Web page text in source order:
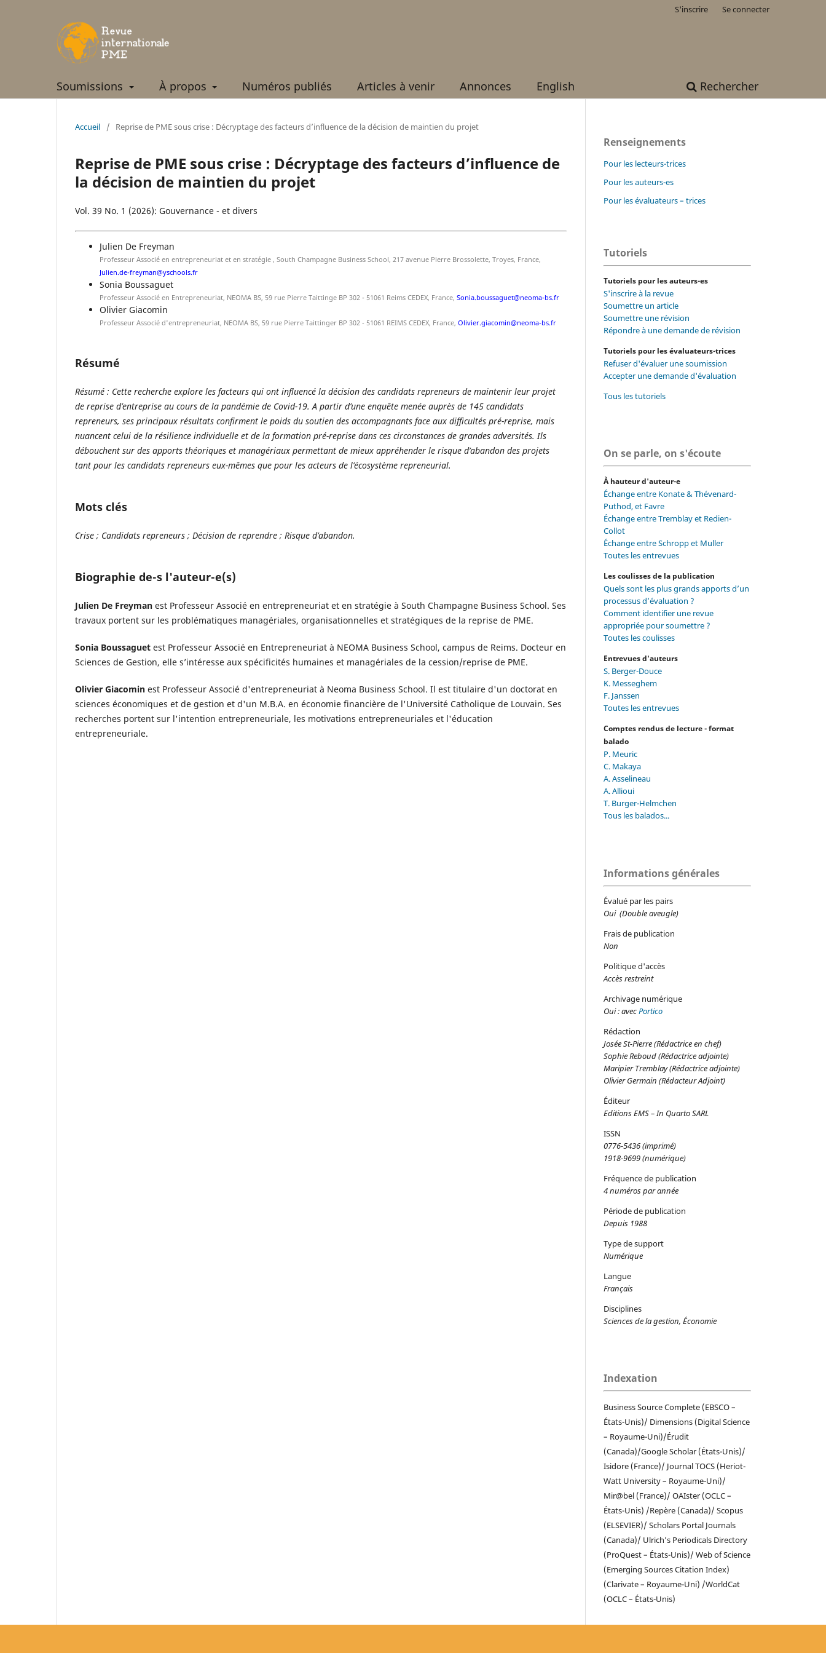
Soumissions À propos Numéros publiés Articles à venir Annonces English Rechercher
S'inscrire Se connecter
Accueil / Reprise de PME sous crise : Décryptage des facteurs d’influence de la décision de maintien du projet
Reprise de PME sous crise : Décryptage des facteurs d’influence de
la décision de maintien du projet
Vol. 39 No. 1 (2026): Gouvernance - et divers
Julien De Freyman
Professeur Associé en entrepreneuriat et en stratégie , South Champagne Business School, 217 avenue Pierre Brossolette, Troyes, France,
Julien.de-freyman@yschools.fr
Sonia Boussaguet
Professeur Associé en Entrepreneuriat, NEOMA BS, 59 rue Pierre Taittinge BP 302 - 51061 Reims CEDEX, France, Sonia.boussaguet@neoma-bs.fr
Olivier Giacomin
Professeur Associé d'entrepreneuriat, NEOMA BS, 59 rue Pierre Taittinger BP 302 - 51061 REIMS CEDEX, France, Olivier.giacomin@neoma-bs.fr
Résumé
Résumé : Cette recherche explore les facteurs qui ont influencé la décision des candidats repreneurs de maintenir leur projet
de reprise d’entreprise au cours de la pandémie de Covid-19. A partir d’une enquête menée auprès de 145 candidats
repreneurs, ses principaux résultats confirment le poids du soutien des accompagnants face aux difficultés pré-reprise, mais
nuancent celui de la résilience individuelle et de la formation pré-reprise dans ces circonstances de grandes adversités. Ils
débouchent sur des apports théoriques et managériaux permettant de mieux appréhender le risque d’abandon des projets
tant pour les candidats repreneurs eux-mêmes que pour les acteurs de l’écosystème repreneurial.
Mots clés
Crise ; Candidats repreneurs ; Décision de reprendre ; Risque d’abandon.
Biographie de-s l'auteur-e(s)
Julien De Freyman est Professeur Associé en entrepreneuriat et en stratégie à South Champagne Business School. Ses
travaux portent sur les problématiques managériales, organisationnelles et stratégiques de la reprise de PME.
Sonia Boussaguet est Professeur Associé en Entrepreneuriat à NEOMA Business School, campus de Reims. Docteur en
Sciences de Gestion, elle s’intéresse aux spécificités humaines et managériales de la cession/reprise de PME.
Olivier Giacomin est Professeur Associé d'entrepreneuriat à Neoma Business School. Il est titulaire d'un doctorat en
sciences économiques et de gestion et d'un M.B.A. en économie financière de l'Université Catholique de Louvain. Ses
recherches portent sur l'intention entrepreneuriale, les motivations entrepreneuriales et l'éducation
entrepreneuriale.
Renseignements
Pour les lecteurs-trices
Pour les auteurs-es
Pour les évaluateurs – trices
Tutoriels
Tutoriels pour les auteurs-es
S'inscrire à la revue
Soumettre un article
Soumettre une révision
Répondre à une demande de révision
Tutoriels pour les évaluateurs-trices
Refuser d'évaluer une soumission
Accepter une demande d'évaluation
Tous les tutoriels
On se parle, on s'écoute
À hauteur d'auteur-e
Échange entre Konate & Thévenard-
Puthod, et Favre
Échange entre Tremblay et Redien-
Collot
Échange entre Schropp et Muller
Toutes les entrevues
Les coulisses de la publication
Quels sont les plus grands apports d’un
processus d’évaluation ?
Comment identifier une revue
appropriée pour soumettre ?
Toutes les coulisses
Entrevues d'auteurs
S. Berger-Douce
K. Messeghem
F. Janssen
Toutes les entrevues
Comptes rendus de lecture - format
balado
P. Meuric
C. Makaya
A. Asselineau
A. Allioui
T. Burger-Helmchen
Tous les balados...
Informations générales
Évalué par les pairs
Oui (Double aveugle)
Frais de publication
Non
Politique d'accès
Accès restreint
Archivage numérique
Oui : avecPortico
Rédaction
Josée St-Pierre (Rédactrice en chef)
Sophie Reboud (Rédactrice adjointe)
Maripier Tremblay (Rédactrice adjointe)
Olivier Germain (Rédacteur Adjoint)
Éditeur
Editions EMS – In Quarto SARL
ISSN
0776-5436 (imprimé)
1918-9699 (numérique)
Fréquence de publication
4 numéros par année
Période de publication
Depuis 1988
Type de support
Numérique
Langue
Français
Disciplines
Sciences de la gestion, Économie
Indexation
Business Source Complete (EBSCO –
États-Unis)/ Dimensions (Digital Science
– Royaume-Uni)/Érudit
(Canada)/Google Scholar (États-Unis)/
Isidore (France)/ Journal TOCS (Heriot-
Watt University – Royaume-Uni)/
Mir@bel (France)/ OAIster (OCLC –
États-Unis) /Repère (Canada)/ Scopus
(ELSEVIER)/ Scholars Portal Journals
(Canada)/ Ulrich’s Periodicals Directory
(ProQuest – États-Unis)/ Web of Science
(Emerging Sources Citation Index)
(Clarivate – Royaume-Uni) /WorldCat
(OCLC – États-Unis)